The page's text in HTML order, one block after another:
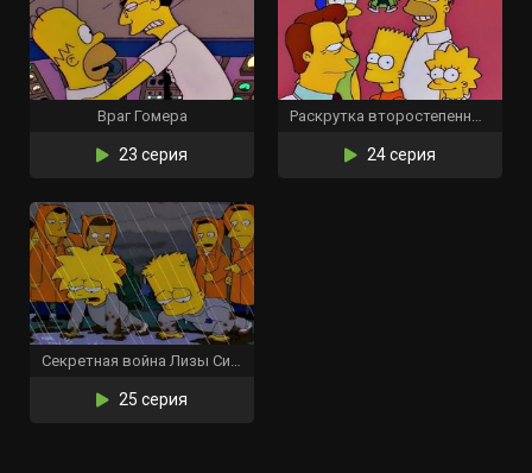
Враг Гомера
23 серия
Раскрутка второстепенных персонажей
24 серия
Секретная война Лизы Симпсон
25 серия